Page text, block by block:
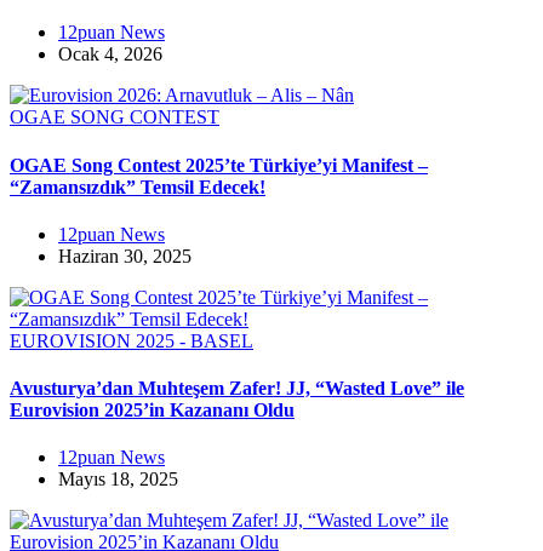
12puan News
Ocak 4, 2026
OGAE SONG CONTEST
OGAE Song Contest 2025’te Türkiye’yi Manifest –
“Zamansızdık” Temsil Edecek!
12puan News
Haziran 30, 2025
EUROVISION 2025 - BASEL
Avusturya’dan Muhteşem Zafer! JJ, “Wasted Love” ile
Eurovision 2025’in Kazananı Oldu
12puan News
Mayıs 18, 2025